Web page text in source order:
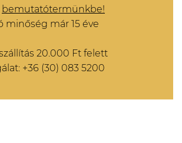
bemutatótermünkbe!
minőség már 15 éve
20.000 Ft felett
+36 (30) 083 5200